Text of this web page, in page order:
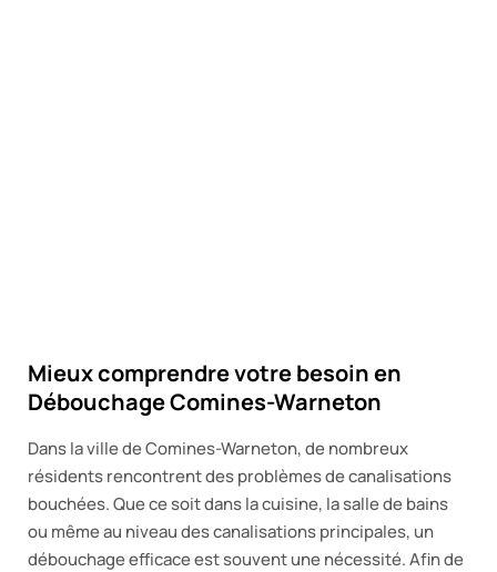
Mieux comprendre votre besoin en
Débouchage Comines-Warneton
Dans la ville de Comines-Warneton, de nombreux
résidents rencontrent des problèmes de canalisations
bouchées. Que ce soit dans la cuisine, la salle de bains
ou même au niveau des canalisations principales, un
débouchage efficace est souvent une nécessité. Afin de